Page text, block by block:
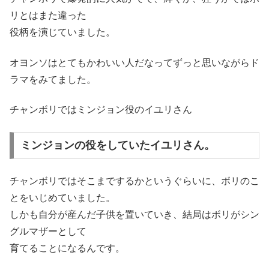
リとはまた違った
役柄を演じていました。
オヨンソはとてもかわいい人だなってずっと思いながらド
ラマをみてました。
チャンボリではミンジョン役のイユリさん
ミンジョンの役をしていたイユリさん。
チャンボリではそこまでするかというぐらいに、ボリのこ
とをいじめていました。
しかも自分が産んだ子供を置いていき、結局はボリがシン
グルマザーとして
育てることになるんです。